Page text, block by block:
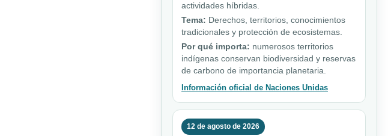
actividades híbridas.
Tema: Derechos, territorios, conocimientos
tradicionales y protección de ecosistemas.
Por qué importa: numerosos territorios
indígenas conservan biodiversidad y reservas
de carbono de importancia planetaria.
Información oficial de Naciones Unidas
12 de agosto de 2026